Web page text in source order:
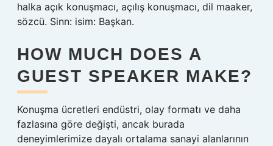
halka açık konuşmacı, açılış konuşmacı, dil maaker,
sözcü. Sinn: isim: Başkan.
HOW MUCH DOES A
GUEST SPEAKER MAKE?
Konuşma ücretleri endüstri, olay formatı ve daha
fazlasına göre değişti, ancak burada
deneyimlerimize dayalı ortalama sanayi alanlarının